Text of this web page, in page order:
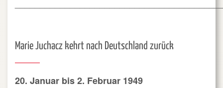
Marie Juchacz kehrt nach Deutschland zurück
20. Januar bis 2. Februar 1949